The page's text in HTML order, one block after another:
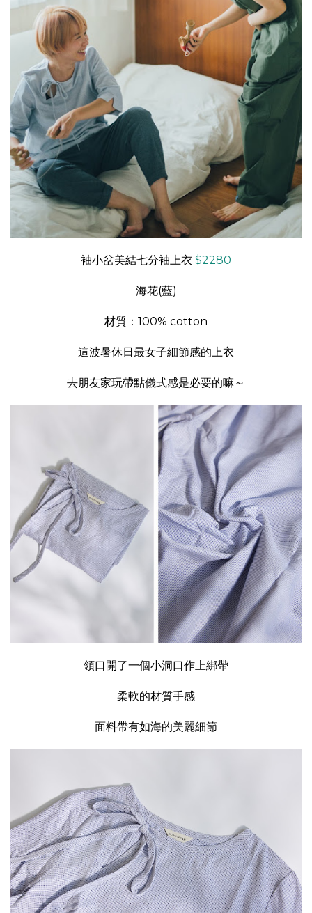
袖小岔美結七分袖上衣 $2280
海花(藍)
材質：100% cotton
這波暑休日最女子細節感的上衣
去朋友家玩帶點儀式感是必要的嘛～
領口開了一個小洞口作上綁帶
柔軟的材質手感
面料帶有如海的美麗細節